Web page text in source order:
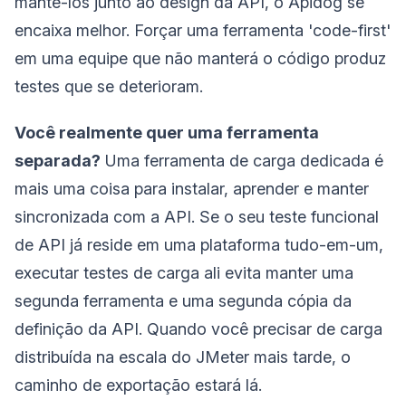
encaixa melhor. Forçar uma ferramenta 'code-first'
em uma equipe que não manterá o código produz
testes que se deterioram.
Você realmente quer uma ferramenta
separada? Uma ferramenta de carga dedicada é
mais uma coisa para instalar, aprender e manter
sincronizada com a API. Se o seu teste funcional
de API já reside em uma plataforma tudo-em-um,
executar testes de carga ali evita manter uma
segunda ferramenta e uma segunda cópia da
definição da API. Quando você precisar de carga
distribuída na escala do JMeter mais tarde, o
caminho de exportação estará lá.